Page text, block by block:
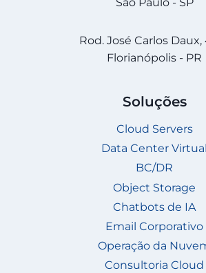
São Paulo - SP
Rod. José Carlos Daux,
Florianópolis - PR
Soluções
Cloud Servers
Data Center Virtual
BC/DR
Object Storage
Chatbots de IA
Email Corporativo
Operação da
Consultoria Cloud